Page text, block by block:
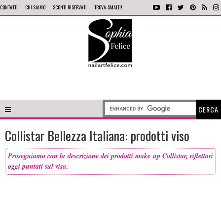
CONTATTI CHI SIAMO SCONTI RISERVATI TROVA-SMALTI!
Collistar Bellezza Italiana: prodotti viso
Proseguiamo con la descrizione dei prodotti make up Collistar, riflettori
oggi puntati sul viso.